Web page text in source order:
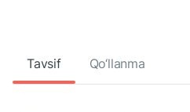
Tavsif Qo‘llanma